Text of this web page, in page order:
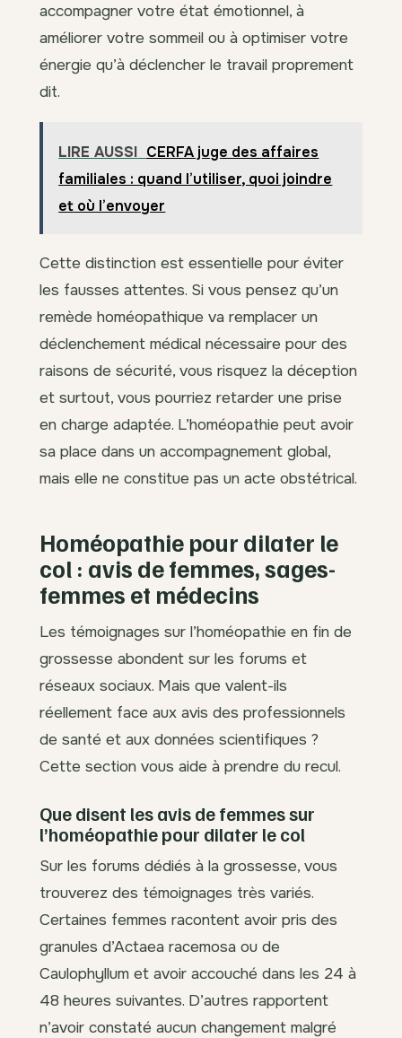
accompagner votre état émotionnel, à
améliorer votre sommeil ou à optimiser votre
énergie qu’à déclencher le travail proprement
dit.
LIRE AUSSI CERFA juge des affaires
familiales : quand l’utiliser, quoi joindre
et où l’envoyer
Cette distinction est essentielle pour éviter
les fausses attentes. Si vous pensez qu’un
remède homéopathique va remplacer un
déclenchement médical nécessaire pour des
raisons de sécurité, vous risquez la déception
et surtout, vous pourriez retarder une prise
en charge adaptée. L’homéopathie peut avoir
sa place dans un accompagnement global,
mais elle ne constitue pas un acte obstétrical.
Homéopathie pour dilater le
col : avis de femmes, sages-
femmes et médecins
Les témoignages sur l’homéopathie en fin de
grossesse abondent sur les forums et
réseaux sociaux. Mais que valent-ils
réellement face aux avis des professionnels
de santé et aux données scientifiques ?
Cette section vous aide à prendre du recul.
Que disent les avis de femmes sur
l’homéopathie pour dilater le col
Sur les forums dédiés à la grossesse, vous
trouverez des témoignages très variés.
Certaines femmes racontent avoir pris des
granules d’Actaea racemosa ou de
Caulophyllum et avoir accouché dans les 24 à
48 heures suivantes. D’autres rapportent
n’avoir constaté aucun changement malgré